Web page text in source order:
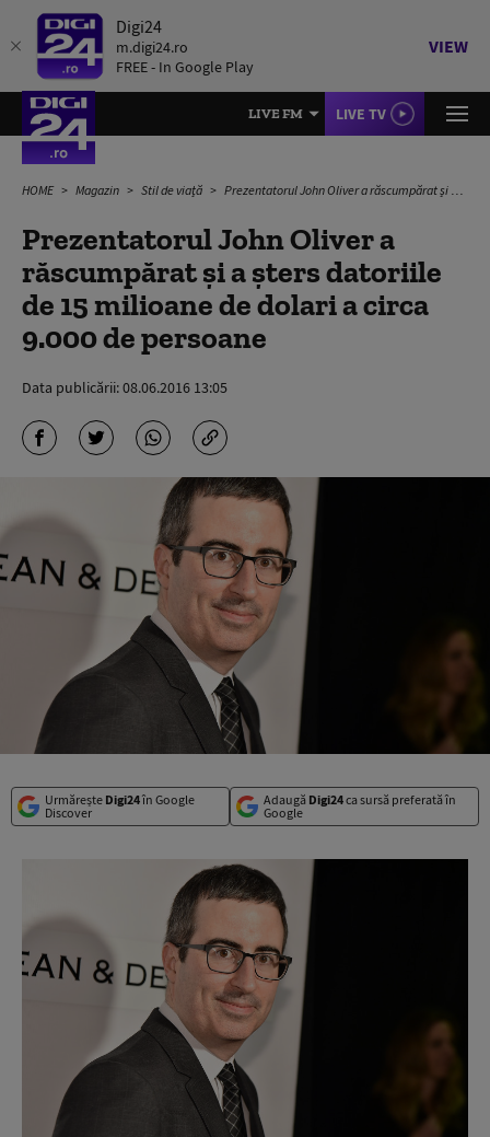
Digi24
m.digi24.ro
FREE - In Google Play
VIEW
LIVE FM LIVE TV
HOME Magazin Stil de viață Prezentatorul John Oliver a răscumpărat și a șters datoriile de 15 milioane de dolari a circa 9.000 de persoane
Prezentatorul John Oliver a
răscumpărat și a șters datoriile
de 15 milioane de dolari a circa
9.000 de persoane
Data publicării:08.06.2016 13:05
Urmărește Digi24în Google
Discover
Adaugă Digi24ca sursă preferată în
Google